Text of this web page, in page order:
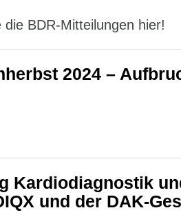
BDR-Mitteilungen hier!
2024 –
Kardiodiagnostik
und der DAK-